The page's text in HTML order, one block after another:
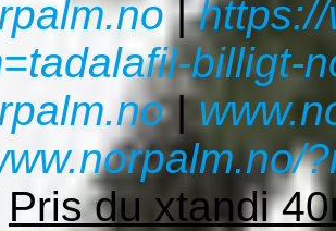
|
billigt-
|
Pris du xtandi